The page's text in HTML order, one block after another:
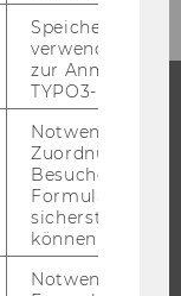
Speichert die
verwendete
zur Anmeldung
TYPO3-Backend.
Notwendig, um
Zuordnung von
Besucher zu
sicherstellen zu
können.
Notwendig, um